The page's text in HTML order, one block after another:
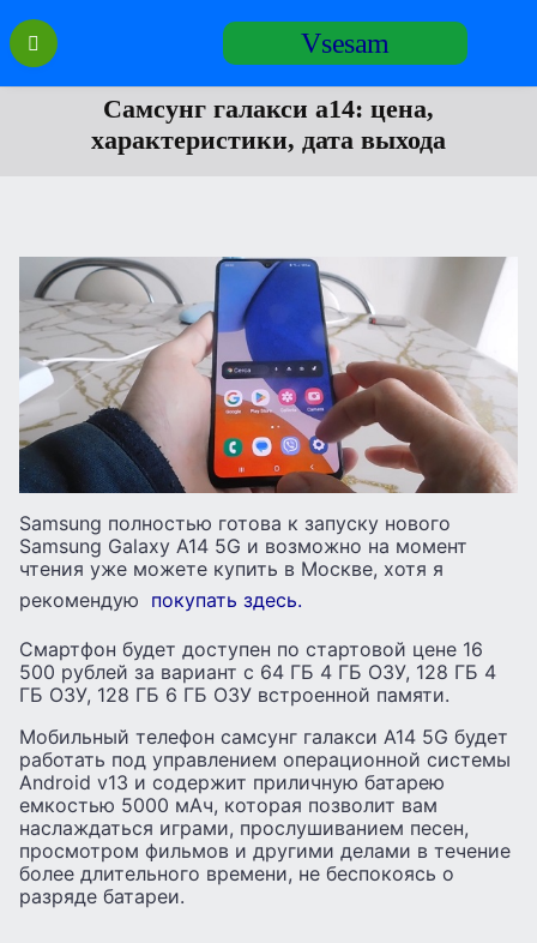
Перейти
содержанию
Vsesam
Самсунг галакси а14: цена,
характеристики, дата выхода
Samsung полностью готова к запуску нового
Samsung Galaxy A14 5G и возможно на момент
чтения уже можете купить в Москве, хотя я
рекомендую покупать здесь.
Смартфон будет доступен по стартовой цене 16
500 рублей за вариант с 64 ГБ 4 ГБ ОЗУ, 128 ГБ 4
ГБ ОЗУ, 128 ГБ 6 ГБ ОЗУ встроенной памяти.
Мобильный телефон самсунг галакси А14 5G будет
работать под управлением операционной системы
Android v13 и содержит приличную батарею
емкостью 5000 мАч, которая позволит вам
наслаждаться играми, прослушиванием песен,
просмотром фильмов и другими делами в течение
более длительного времени, не беспокоясь о
разряде батареи.